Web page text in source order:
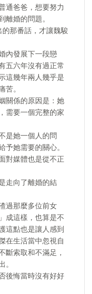
通爸爸，想要努力
離婚的問題。
那番話，才讓魏駿
內發展下一段戀
五六年沒有過正常
這幾年兩人幾乎是
苦。
關係的原因是：她
需要一個完整的家
是她一個人的問
予她需要的關心。
對媒體也是從不正
走向了離婚的結
過那麼多位前女
成這樣，也算是不
這點也是讓人感到
在生活當中忽視自
斷索取和不滿足，
。
後悔當時沒有好好